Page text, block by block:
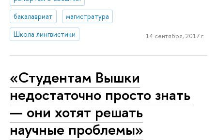
бакалавриат
магистратура
Школа лингвистики
14 сентября, 2017 г.
«Студентам Вышки
недостаточно просто знать
— они хотят решать
научные проблемы»